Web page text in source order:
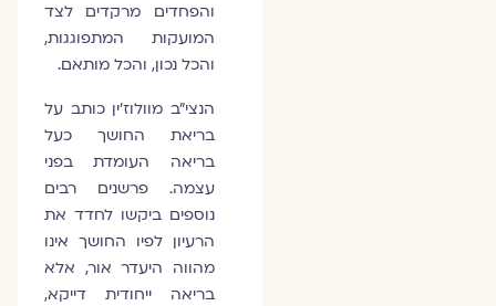
והפחדים מרקדים לצד
המועקות המתפוגגות,
והכל נכון, והכל מותאם.
הנצי"ב מוולוז'ין כותב על
בריאת החושך כעל
בריאה העומדת בפני
עצמה. פרשנים רבים
נוספים ביקשו לחדד את
הרעיון לפיו החושך אינו
מהווה היעדר אור, אלא
בריאה ייחודית דייקא,